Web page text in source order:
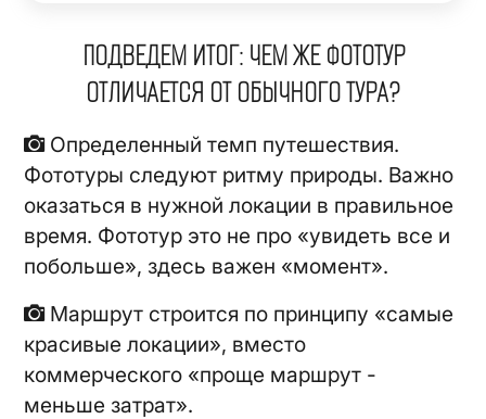
ПОДВЕДЕМ ИТОГ: ЧЕМ ЖЕ ФОТОТУР
ОТЛИЧАЕТСЯ ОТ ОБЫЧНОГО ТУРА?
Определенный темп путешествия.
Фототуры следуют ритму природы. Важно
оказаться в нужной локации в правильное
время. Фототур это не про «увидеть все и
побольше», здесь важен «момент».
Маршрут строится по принципу «самые
красивые локации», вместо
коммерческого «проще маршрут -
меньше затрат».